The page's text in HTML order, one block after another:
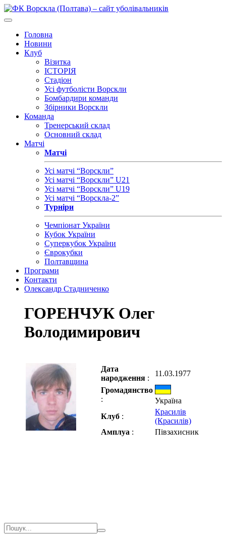
Головна
Новини
Клуб
Візитка
ІСТОРІЯ
Стадіон
Усі футболісти Ворскли
Бомбардири команди
Збірники Ворскли
Команда
Тренерський склад
Основний склад
Матчі
Матчі
Усі матчі “Ворскли”
Усі матчі “Ворскли” U21
Усі матчі “Ворскли” U19
Усі матчі “Ворскла-2”
Турніри
Чемпіонат України
Кубок України
Суперкубок України
Єврокубки
Полтавщина
Програми
Контакти
Олександр Стадниченко
ГОРЕНЧУК Олег
Володимирович
Дата
народження :
11.03.1977
Громадянство
:
Україна
Клуб :
Красилів
(Красилів)
Амплуа : Півзахисник